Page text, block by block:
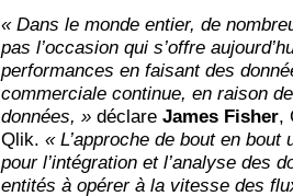
« Dans le monde entier, de
pas l’occasion qui s’offre
performances en faisant des
commerciale continue, en raison
données, » déclare James Fisher,
Qlik. « L’approche de bout en
pour l’intégration et l’analyse des
entités à opérer à la vitesse des